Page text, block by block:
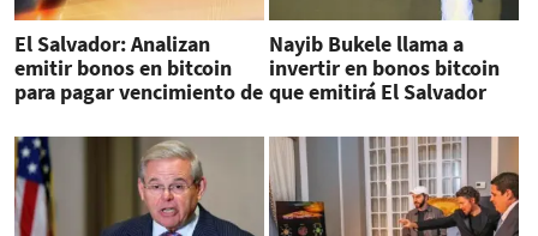
El Salvador: Analizan
emitir bonos en bitcoin
para pagar vencimiento de
Nayib Bukele llama a
invertir en bonos bitcoin
que emitirá El Salvador